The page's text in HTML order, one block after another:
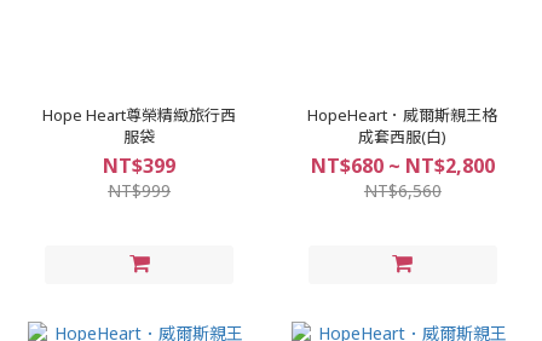
Hope Heart尊榮精緻旅行西
服袋
NT$399
NT$999
HopeHeart．威爾斯親王格
成套西服(白)
NT$680 ~ NT$2,800
NT$6,560